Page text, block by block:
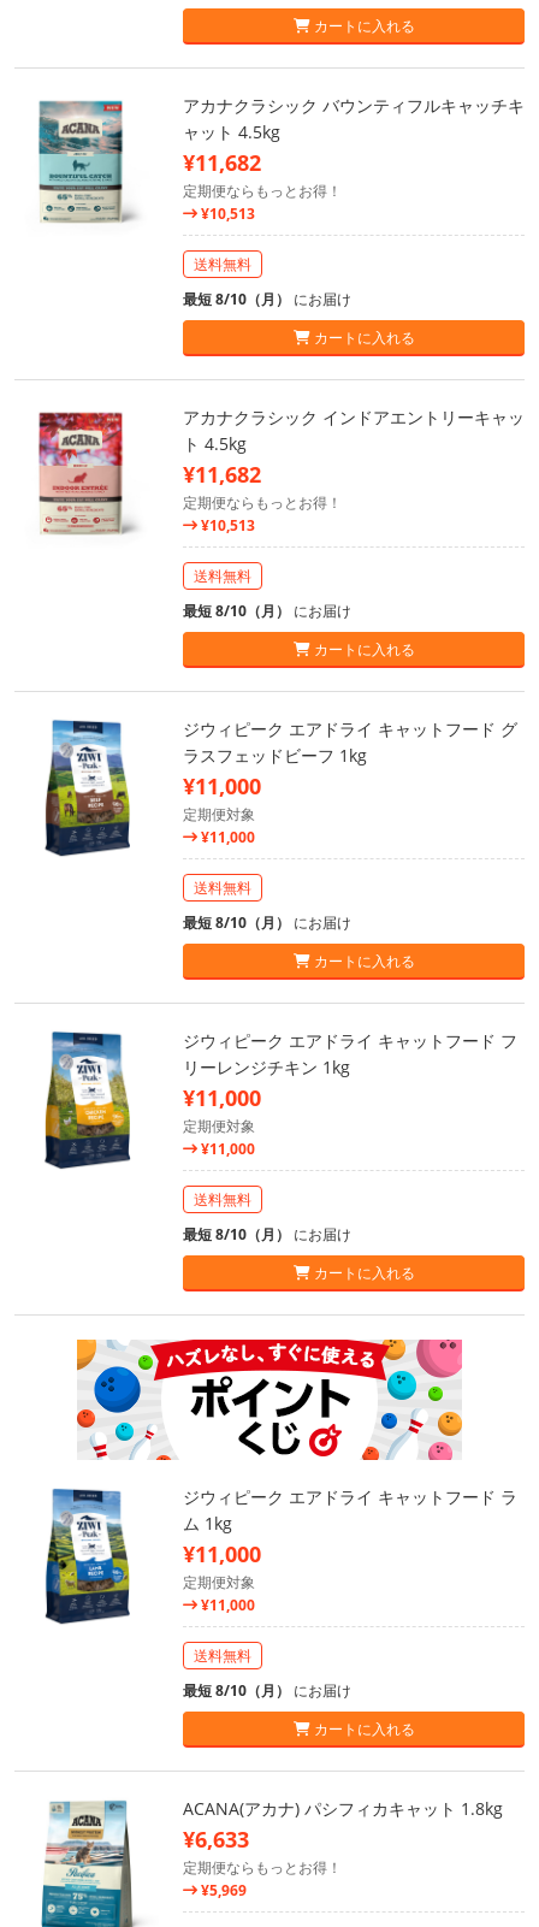
カートに入れる
アカナクラシック バウンティフルキャッチキ
ャット 4.5kg
¥11,682
定期便ならもっとお得！
¥10,513
送料無料
最短 8/10（月） にお届け
カートに入れる
アカナクラシック インドアエントリーキャッ
ト 4.5kg
¥11,682
定期便ならもっとお得！
¥10,513
送料無料
最短 8/10（月） にお届け
カートに入れる
ジウィピーク エアドライ キャットフード グ
ラスフェッドビーフ 1kg
¥11,000
定期便対象
¥11,000
送料無料
最短 8/10（月） にお届け
カートに入れる
ジウィピーク エアドライ キャットフード フ
リーレンジチキン 1kg
¥11,000
定期便対象
¥11,000
送料無料
最短 8/10（月） にお届け
カートに入れる
ジウィピーク エアドライ キャットフード ラ
ム 1kg
¥11,000
定期便対象
¥11,000
送料無料
最短 8/10（月） にお届け
カートに入れる
ACANA(アカナ) パシフィカキャット 1.8kg
¥6,633
定期便ならもっとお得！
¥5,969